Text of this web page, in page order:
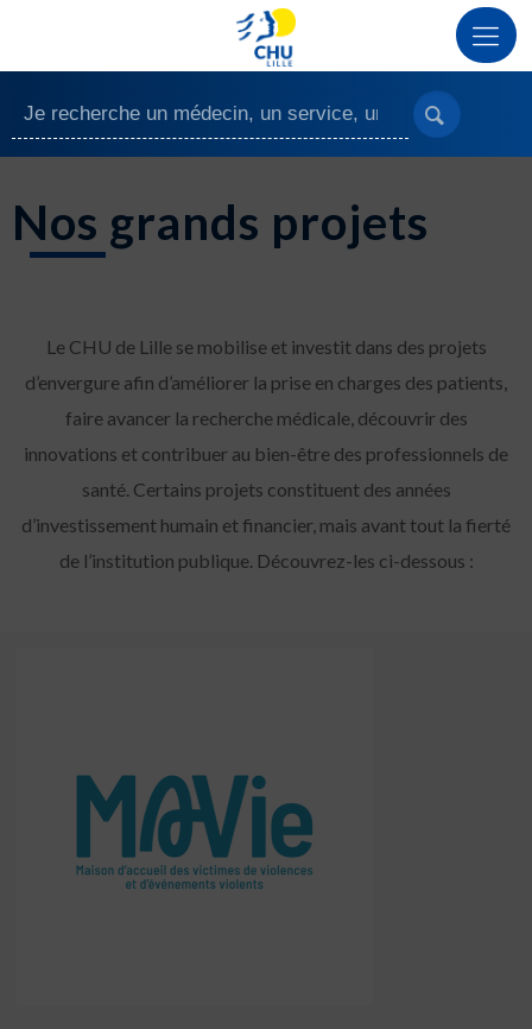
Nos grands projets
Le CHU de Lille se mobilise et investit dans des projets
d’envergure afin d’améliorer la prise en charges des patients,
faire avancer la recherche médicale, découvrir des
innovations et contribuer au bien-être des professionnels de
santé. Certains projets constituent des années
d’investissement humain et financier, mais avant tout la fierté
de l’institution publique. Découvrez-les ci-dessous :